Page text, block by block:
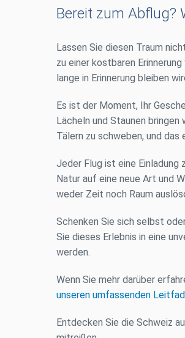
Bereit zum Abflug?
Lassen Sie diesen Traum
zu einer kostbaren
lange in Erinnerung bleiben
Es ist der Moment, Ihr
Lächeln und Staunen
Tälern zu schweben, und
Jeder Flug ist eine Einladung
Natur auf eine neue Art und
weder Zeit noch Raum
Schenken Sie sich selbst
Sie dieses Erlebnis in eine
werden.
Wenn Sie mehr darüber
unseren umfassenden
Entdecken Sie die Schweiz